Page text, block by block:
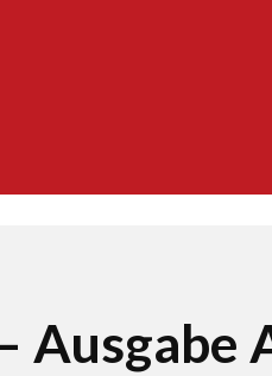
Ausgabe